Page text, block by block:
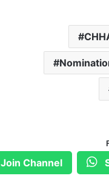
Join Channel